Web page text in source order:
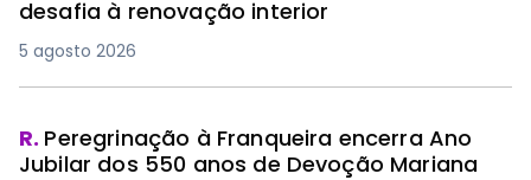
desafia à renovação interior
5 agosto 2026
R. Peregrinação à Franqueira encerra Ano
Jubilar dos 550 anos de Devoção Mariana